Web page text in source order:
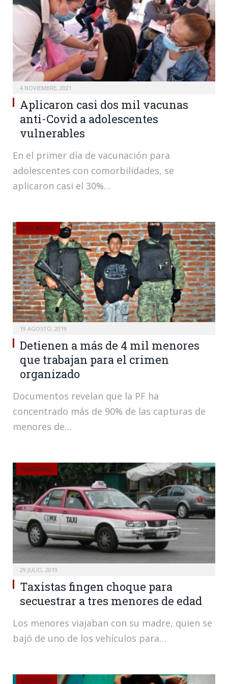
4 NOVIEMBRE, 2021
Aplicaron casi dos mil vacunas
anti-Covid a adolescentes
vulnerables
En el primer día de vacunación para
adolescentes con comorbilidades, se
aplicaron casi el 30%…
SEGURIDAD
19 AGOSTO, 2019
Detienen a más de 4 mil menores
que trabajan para el crimen
organizado
Documentos revelan que la PF ha
concentrado más de 90% de las capturas de
menores de…
NACIONAL
29 JULIO, 2019
Taxistas fingen choque para
secuestrar a tres menores de edad
Los menores viajaban con su madre, quien se
bajó de uno de los vehículos para…
ESTATALES